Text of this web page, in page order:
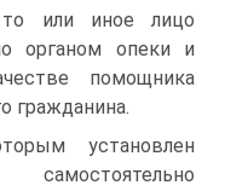
то или иное лицо
органом опеки и
помощника
гражданина.
установлен